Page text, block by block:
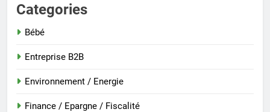
Categories
Bébé
Entreprise B2B
Environnement / Energie
Finance / Epargne / Fiscalité